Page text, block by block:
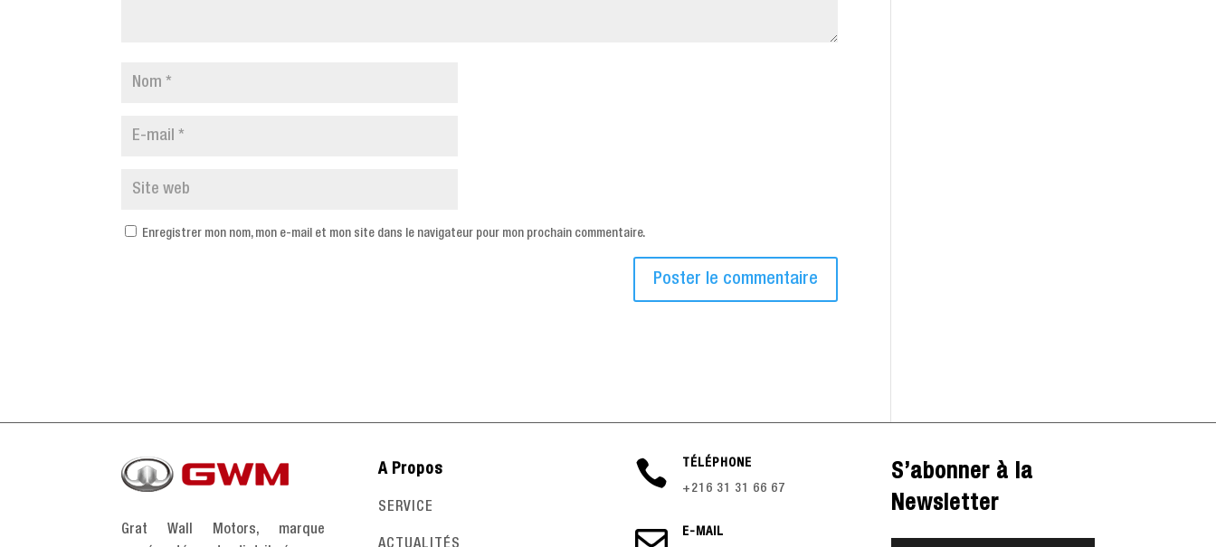
Enregistrer mon nom, mon e-mail et mon site dans le navigateur pour mon prochain commentaire.
Grat Wall Motors, marque
A Propos
SERVICE
ACTUALITÉS
 TÉLÉPHONE
+216 31 31 66 67
E-MAIL
S’abonner à la
Newsletter